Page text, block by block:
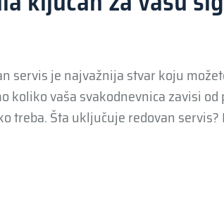
servis je najvažnija stvar koju
koliko vaša svakodnevnica zavisi od
treba. Šta uključuje redovan servis?